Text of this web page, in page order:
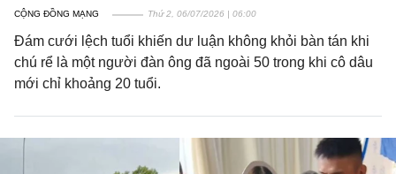
CỘNG ĐỒNG MẠNG Thứ 2, 06/07/2026 | 06:00
Đám cưới lệch tuổi khiến dư luận không khỏi bàn tán khi
chú rể là một người đàn ông đã ngoài 50 trong khi cô dâu
mới chỉ khoảng 20 tuổi.